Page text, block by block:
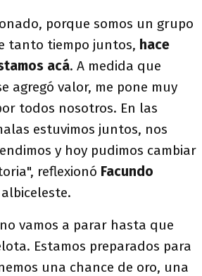
porque somos un grupo
tanto tiempo juntos, hace
acá. A medida que
agregó valor, me pone muy
todos nosotros. En las
estuvimos juntos, nos
y hoy pudimos cambiar
reflexionó Facundo
vamos a parar hasta que
Estamos preparados para
una chance de oro, una